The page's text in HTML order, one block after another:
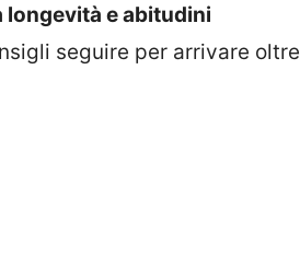
longevità e abitudini
seguire per arrivare oltre